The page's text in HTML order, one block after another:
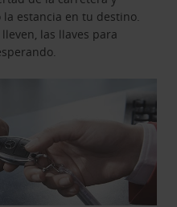
estancia en tu destino.
las llaves para